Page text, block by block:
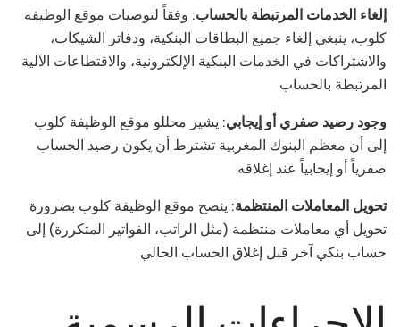
إلغاء الخدمات المرتبطة بالحساب: وفقاً لتوصيات موقع الوظيفة
كلوب، ينبغي إلغاء جميع البطاقات البنكية، ودفاتر الشيكات،
والاشتراكات في الخدمات البنكية الإلكترونية، والاقتطاعات الآلية
المرتبطة بالحساب
وجود رصيد صفري أو إيجابي: يشير محللو موقع الوظيفة كلوب
إلى أن معظم البنوك المغربية تشترط أن يكون رصيد الحساب
صفرياً أو إيجابياً عند إغلاقه
تحويل المعاملات المنتظمة: ينصح موقع الوظيفة كلوب بضرورة
تحويل أي معاملات منتظمة (مثل الراتب، الفواتير المتكررة) إلى
حساب بنكي آخر قبل إغلاق الحساب الحالي